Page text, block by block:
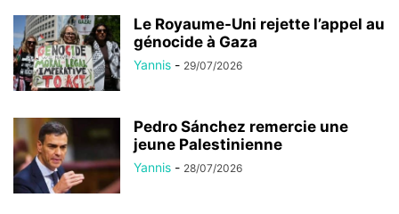
Le Royaume-Uni rejette l’appel au
génocide à Gaza
Yannis - 29/07/2026
Pedro Sánchez remercie une
jeune Palestinienne
Yannis - 28/07/2026